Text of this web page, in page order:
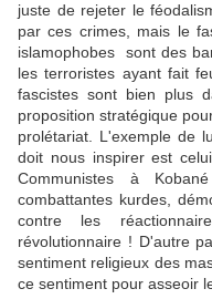
juste de rejeter le
par ces crimes, mais le
islamophobes sont des
les terroristes ayant fait
fascistes sont bien plus
proposition stratégique
prolétariat. L'exemple de
doit nous inspirer est
Communistes à
combattantes kurdes,
contre les
révolutionnaire ! D'autre
sentiment religieux des
ce sentiment pour asseoir